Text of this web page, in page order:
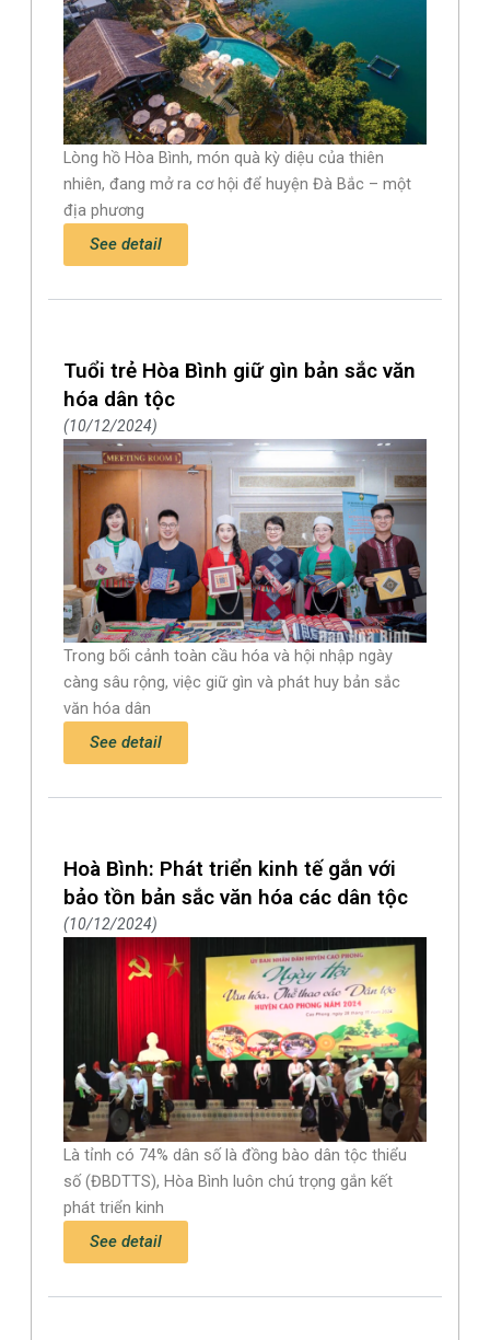
Lòng hồ Hòa Bình, món quà kỳ diệu của thiên
nhiên, đang mở ra cơ hội để huyện Đà Bắc – một
địa phương
See detail
Tuổi trẻ Hòa Bình giữ gìn bản sắc văn
hóa dân tộc
10/12/2024
Trong bối cảnh toàn cầu hóa và hội nhập ngày
càng sâu rộng, việc giữ gìn và phát huy bản sắc
văn hóa dân
See detail
Hoà Bình: Phát triển kinh tế gắn với
bảo tồn bản sắc văn hóa các dân tộc
10/12/2024
Là tỉnh có 74% dân số là đồng bào dân tộc thiểu
số (ĐBDTTS), Hòa Bình luôn chú trọng gắn kết
phát triển kinh
See detail